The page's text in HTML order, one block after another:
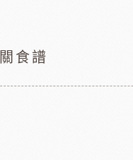
食譜